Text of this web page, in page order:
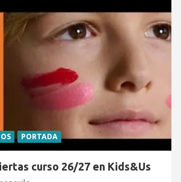
PORTADA
curso 26/27 en Kids&Us